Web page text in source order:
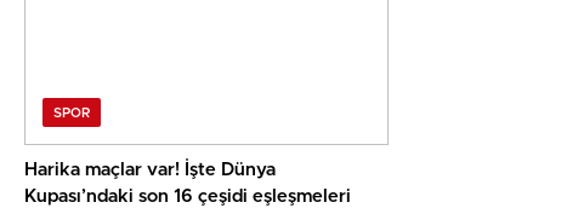
SPOR
Harika maçlar var! İşte Dünya
Kupası’ndaki son 16 çeşidi eşleşmeleri